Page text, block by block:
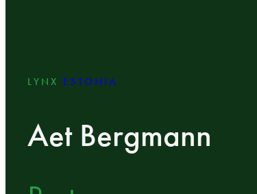
LYNX ESTONIA
Aet Bergmann